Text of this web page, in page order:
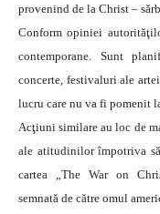
provenind de la Christ –
Conform opiniei
contemporane. Sunt
concerte, festivaluri ale
lucru care nu va fi pomenit
Acţiuni similare au loc de
ale atitudinilor împotriva
cartea „The War on
semnată de către omul